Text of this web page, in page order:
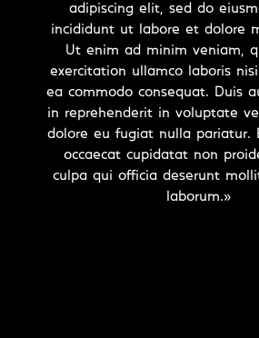
adipiscing elit, sed do
incididunt ut labore et dolore
Ut enim ad minim veniam,
exercitation ullamco laboris
ea commodo consequat. Duis
in reprehenderit in voluptate
dolore eu fugiat nulla pariatur.
occaecat cupidatat non
culpa qui officia deserunt
laborum.»